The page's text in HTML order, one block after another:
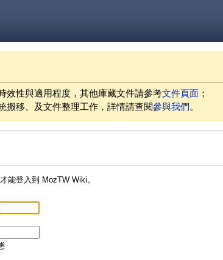
效性與適用程度，其他庫藏文件請參考文件頁面 ；
搬移、及文件整理工作，詳情請查閱參與我們。
能登入到 MozTW Wiki。